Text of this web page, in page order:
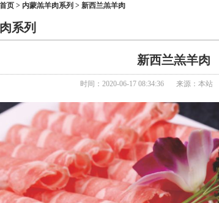
首页 > 内蒙羔羊肉系列 > 新西兰羔羊肉
系列
新西兰羔羊肉
时间：2020-06-17 08:34:36 来源：本站